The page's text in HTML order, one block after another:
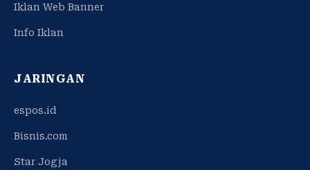
Iklan Web Banner
Info Iklan
JARINGAN
espos.id
Bisnis.com
Star Jogja